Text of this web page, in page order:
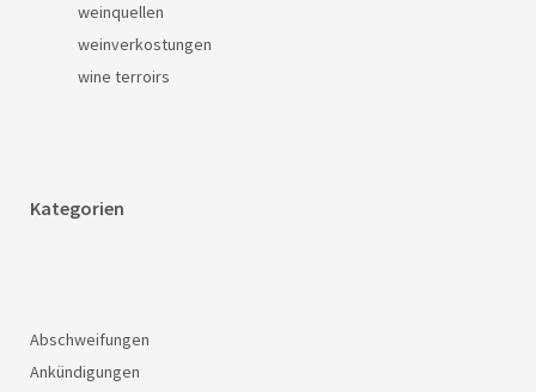
weinquellen
weinverkostungen
wine terroirs
Kategorien
Abschweifungen
Ankündigungen